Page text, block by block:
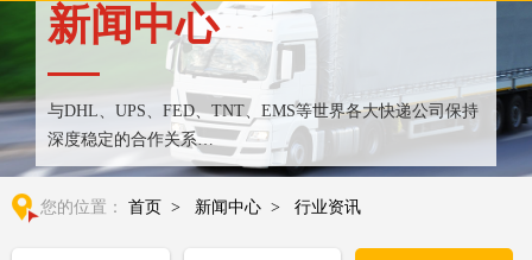
新闻中心
与DHL、UPS、FED、TNT、EMS等世界各大快递公司保持
深度稳定的合作关系
整合全球优质物流运输资源,满足国内外客户更多个性化需求
您的位置： 首页 > 新闻中心 > 行业资讯